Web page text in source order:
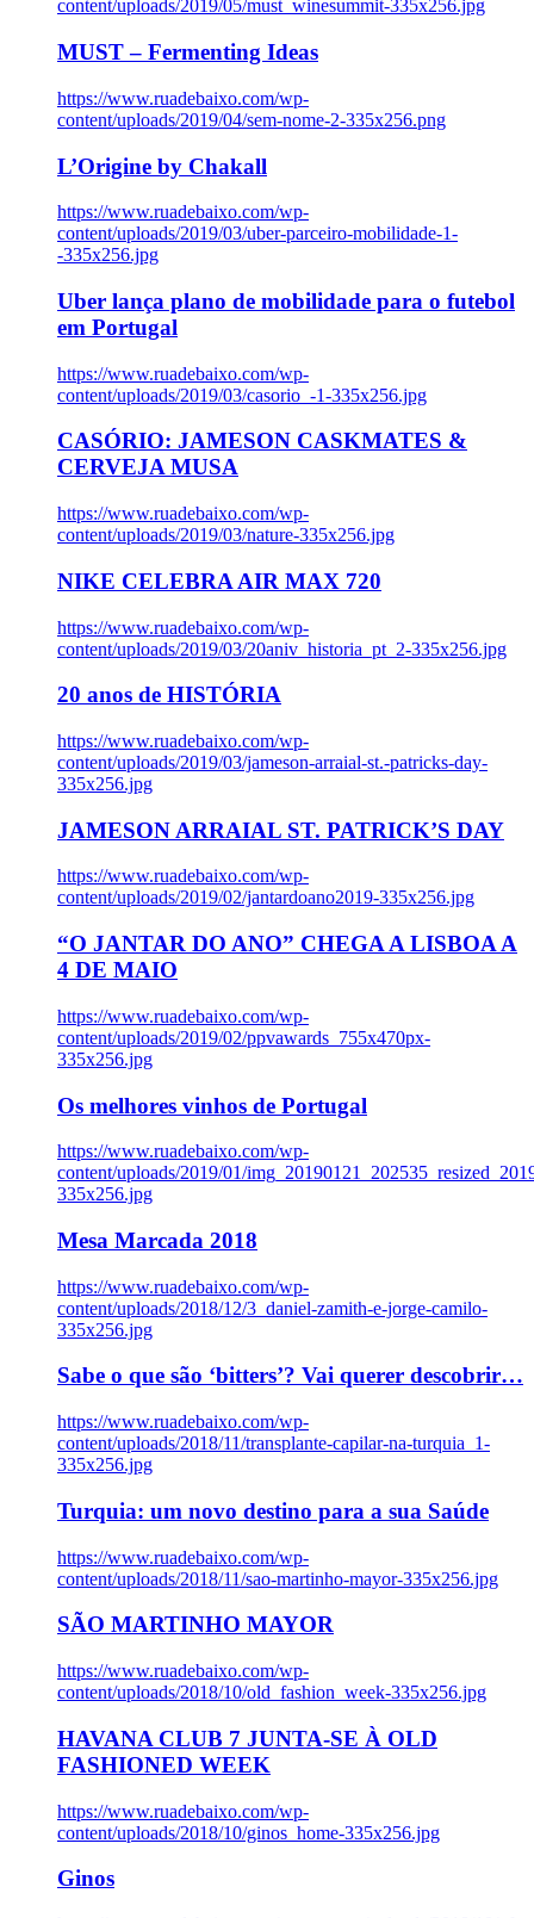
content/uploads/2019/05/must_winesummit-335x256.jpg
MUST – Fermenting Ideas
https://www.ruadebaixo.com/wp-
content/uploads/2019/04/sem-nome-2-335x256.png
L’Origine by Chakall
https://www.ruadebaixo.com/wp-
content/uploads/2019/03/uber-parceiro-mobilidade-1-
-335x256.jpg
Uber lança plano de mobilidade para o futebol
em Portugal
https://www.ruadebaixo.com/wp-
content/uploads/2019/03/casorio_-1-335x256.jpg
CASÓRIO: JAMESON CASKMATES &
CERVEJA MUSA
https://www.ruadebaixo.com/wp-
content/uploads/2019/03/nature-335x256.jpg
NIKE CELEBRA AIR MAX 720
https://www.ruadebaixo.com/wp-
content/uploads/2019/03/20aniv_historia_pt_2-335x256.jpg
20 anos de HISTÓRIA
https://www.ruadebaixo.com/wp-
content/uploads/2019/03/jameson-arraial-st.-patricks-day-
335x256.jpg
JAMESON ARRAIAL ST. PATRICK’S DAY
https://www.ruadebaixo.com/wp-
content/uploads/2019/02/jantardoano2019-335x256.jpg
“O JANTAR DO ANO” CHEGA A LISBOA A
4 DE MAIO
https://www.ruadebaixo.com/wp-
content/uploads/2019/02/ppvawards_755x470px-
335x256.jpg
Os melhores vinhos de Portugal
https://www.ruadebaixo.com/wp-
content/uploads/2019/01/
335x256.jpg
Mesa Marcada 2018
https://www.ruadebaixo.com/wp-
content/uploads/2018/12/3_daniel-zamith-e-jorge-camilo-
335x256.jpg
Sabe o que são ‘bitters’? Vai querer descobrir…
https://www.ruadebaixo.com/wp-
content/uploads/2018/11/transplante-capilar-na-turquia_1-
335x256.jpg
Turquia: um novo destino para a sua Saúde
https://www.ruadebaixo.com/wp-
content/uploads/2018/11/sao-martinho-mayor-335x256.jpg
SÃO MARTINHO MAYOR
https://www.ruadebaixo.com/wp-
content/uploads/2018/10/old_fashion_week-335x256.jpg
HAVANA CLUB 7 JUNTA-SE À OLD
FASHIONED WEEK
https://www.ruadebaixo.com/wp-
content/uploads/2018/10/ginos_home-335x256.jpg
Ginos